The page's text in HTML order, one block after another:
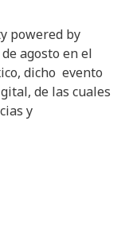
powered by
agosto en el
dicho evento
de las cuales
y